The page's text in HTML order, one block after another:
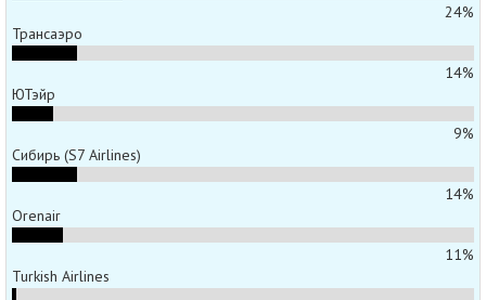
24%
Трансаэро
14%
ЮТэйр
9%
Сибирь (S7 Airlines)
14%
Orenair
11%
Turkish Airlines